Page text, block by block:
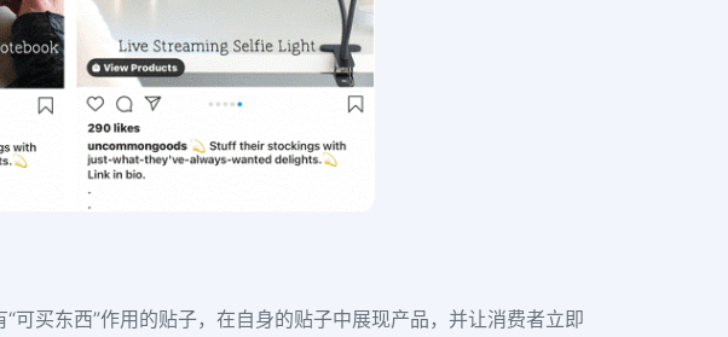
买东西”作用的贴子，在自身的贴子中展现产品，并让消费者立即